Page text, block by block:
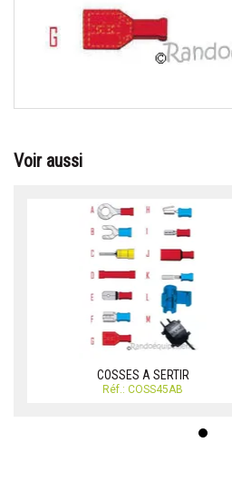
Voir aussi
COSSES A SERTIR
Réf.: COSS45AB